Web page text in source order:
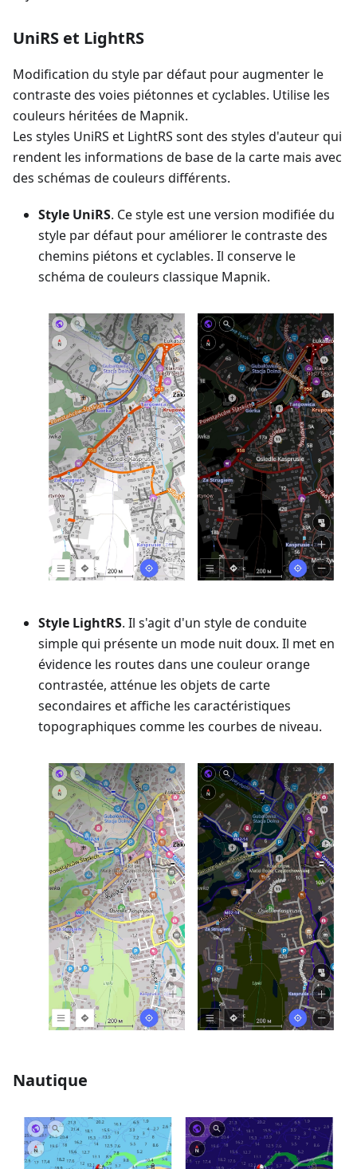
UniRS et LightRS
Modification du style par défaut pour augmenter le
contraste des voies piétonnes et cyclables. Utilise les
couleurs héritées de Mapnik.
Les styles UniRS et LightRS sont des styles d'auteur qui
rendent les informations de base de la carte mais avec
des schémas de couleurs différents.
Style UniRS. Ce style est une version modifiée du
style par défaut pour améliorer le contraste des
chemins piétons et cyclables. Il conserve le
schéma de couleurs classique Mapnik.
Style LightRS. Il s'agit d'un style de conduite
simple qui présente un mode nuit doux. Il met en
évidence les routes dans une couleur orange
contrastée, atténue les objets de carte
secondaires et affiche les caractéristiques
topographiques comme les courbes de niveau.
Nautique